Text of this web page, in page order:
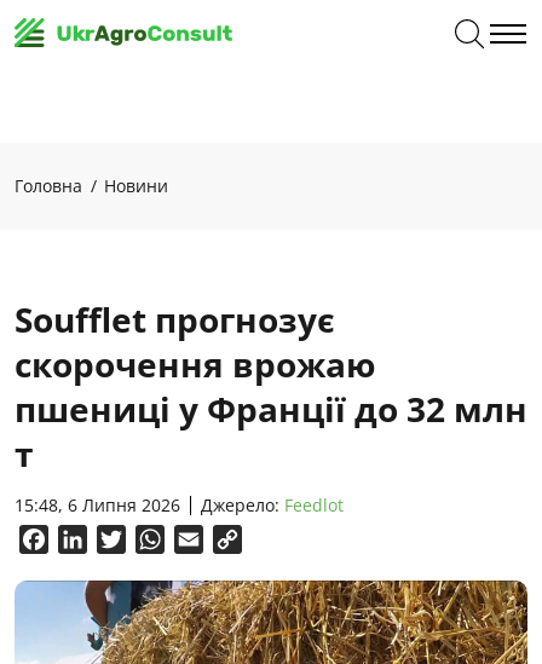
Головна Новини
Soufflet прогнозує
скорочення врожаю
пшениці у Франції до 32 млн
т
15:48, 6 Липня 2026 Джерело: Feedlot
FacebookLinkedInTwitterWhatsApp
Email